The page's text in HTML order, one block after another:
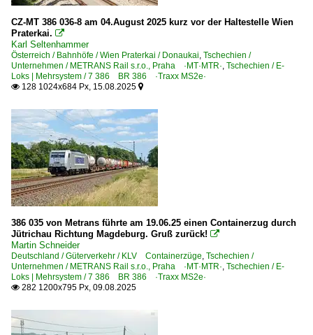
CZ-MT 386 036-8 am 04.August 2025 kurz vor der Haltestelle Wien
Praterkai. 
Karl Seltenhammer
Österreich / Bahnhöfe / Wien Praterkai / Donaukai, Tschechien /
Unternehmen / METRANS Rail s.r.o., Praha ·MT·MTR·, Tschechien / E-
Loks | Mehrsystem / 7 386 BR 386 ·Traxx MS2e·
 128 1024x684 Px, 15.08.2025 
386 035 von Metrans führte am 19.06.25 einen Containerzug durch
Jütrichau Richtung Magdeburg. Gruß zurück! 
Martin Schneider
Deutschland / Güterverkehr / KLV Containerzüge, Tschechien /
Unternehmen / METRANS Rail s.r.o., Praha ·MT·MTR·, Tschechien / E-
Loks | Mehrsystem / 7 386 BR 386 ·Traxx MS2e·
 282 1200x795 Px, 09.08.2025